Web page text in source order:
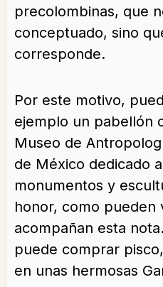
precolombinas, que
conceptuado, sino
corresponde.
Por este motivo,
ejemplo un pabellón
Museo de
de México dedicado
monumentos y
honor, como pueden
acompañan esta
puede comprar
en unas hermosas